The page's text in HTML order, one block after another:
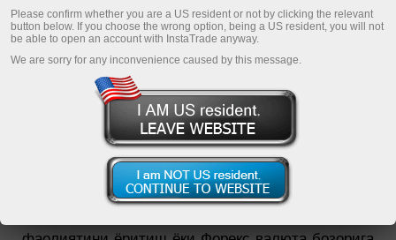
Савдо платформасини юклаб олиш
Please confirm whether you are a US resident or not by clicking the relevant
button below. If you choose the wrong option, being a US resident, you will not
be able to open an account with InstaTrade anyway.
We are sorry for any inconvenience caused by this message.